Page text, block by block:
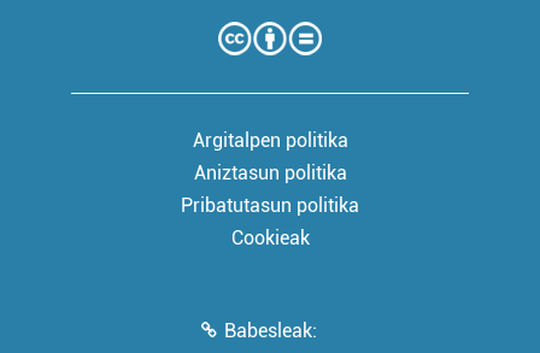
Argitalpen politika
Aniztasun politika
Pribatutasun politika
Cookieak
Babesleak: